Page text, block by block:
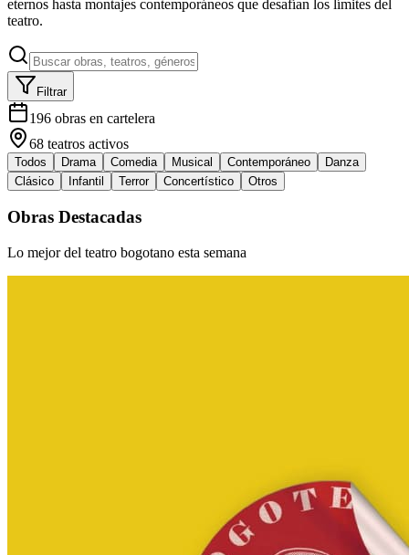
eternos hasta montajes contemporáneos que desafían los límites del
teatro.
Filtrar
196 obras en cartelera
68 teatros activos
Todos Drama Comedia Musical Contemporáneo
Danza
Clásico
Infantil Terror Concertístico Otros
Obras Destacadas
Lo mejor del teatro bogotano esta semana